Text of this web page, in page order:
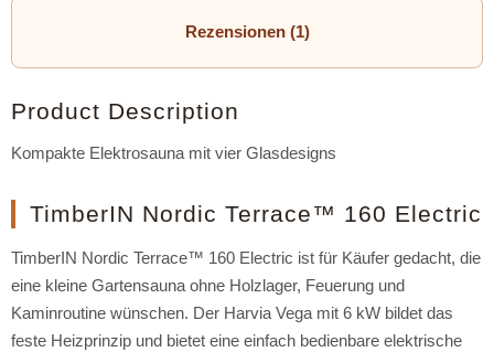
Rezensionen (1)
Product Description
Kompakte Elektrosauna mit vier Glasdesigns
TimberIN Nordic Terrace™ 160 Electric
TimberIN Nordic Terrace™ 160 Electric ist für Käufer gedacht, die
eine kleine Gartensauna ohne Holzlager, Feuerung und
Kaminroutine wünschen. Der Harvia Vega mit 6 kW bildet das
feste Heizprinzip und bietet eine einfach bedienbare elektrische